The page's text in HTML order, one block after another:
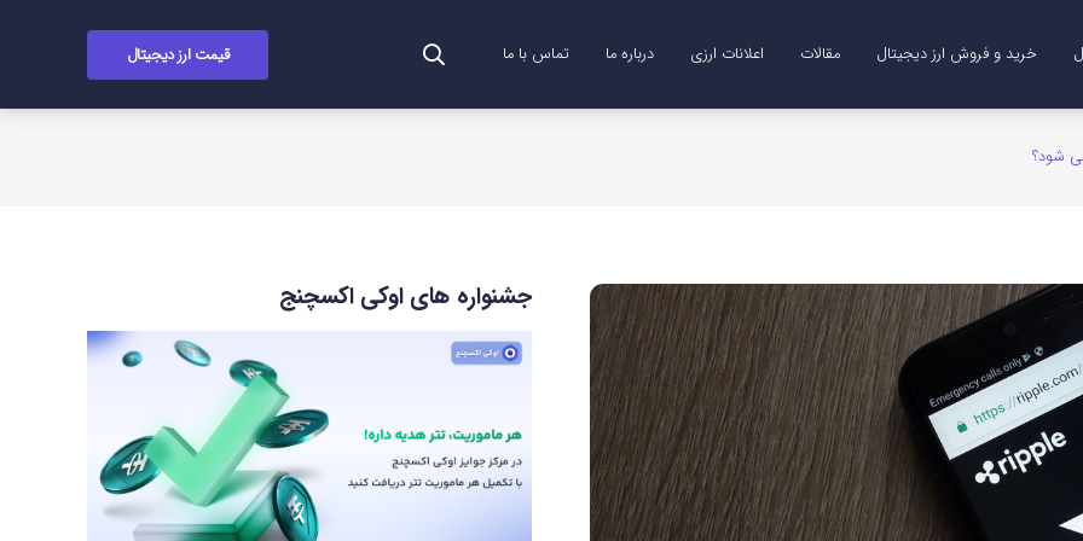
خرید و فروش ارز دیجیتال مقالات اعلانات ارزی درباره ما تماس با ما قیمت ارز دیجیتال
جشنواره های اوکی اکسچنج